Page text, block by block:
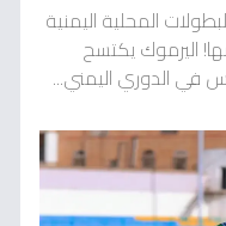
المحلية اليمنية
اليرموك يكتسح
في الدوري اليمني...